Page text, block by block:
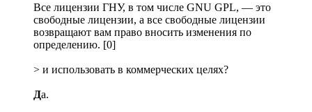
Все лицензии ГНУ, в том числе GNU GPL, — это
свободные лицензии, а все свободные лицензии
возвращают вам право вносить изменения по
определению. [0]
> и использовать в коммерческих целях?
Да.